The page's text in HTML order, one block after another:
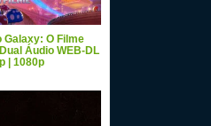
Galaxy: O Filme
Áudio WEB-DL
| 1080p